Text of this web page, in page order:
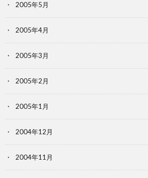
2005年5月
2005年4月
2005年3月
2005年2月
2005年1月
2004年12月
2004年11月